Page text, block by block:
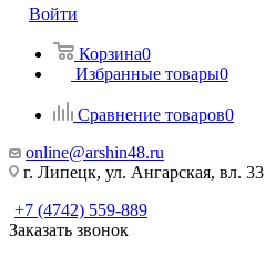
Войти
Корзина0
Избранные товары0
Сравнение товаров0
online@arshin48.ru
г. Липецк, ул. Ангарская, вл. 33
+7 (4742) 559-889
Заказать звонок